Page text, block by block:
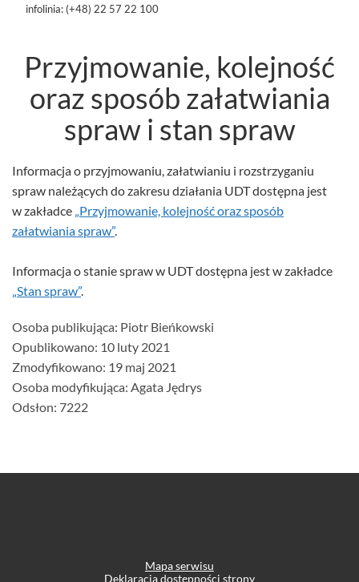
infolinia: (+48) 22 57 22 100
Przyjmowanie, kolejność
oraz sposób załatwiania
spraw i stan spraw
Informacja o przyjmowaniu, załatwianiu i rozstrzyganiu
spraw należących do zakresu działania UDT dostępna jest
w zakładce „Przyjmowanie, kolejność oraz sposób
załatwiania spraw”.
Informacja o stanie spraw w UDT dostępna jest w zakładce
„Stan spraw”.
Szczegóły
Osoba publikująca: Piotr Bieńkowski
Opublikowano: 10 luty 2021
Zmodyfikowano: 19 maj 2021
Osoba modyfikująca: Agata Jędrys
Odsłon: 7222
Mapa serwisu
Deklaracja dostępności strony